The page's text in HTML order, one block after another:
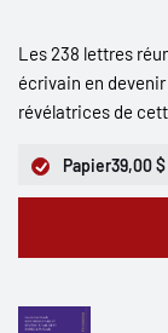
Les 238 lettres
écrivain en
révélatrices de
Papier39,00 $